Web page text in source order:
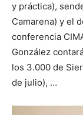
y práctica),
Camarena) y el
conferencia
González
los 3.000 de
de julio), …